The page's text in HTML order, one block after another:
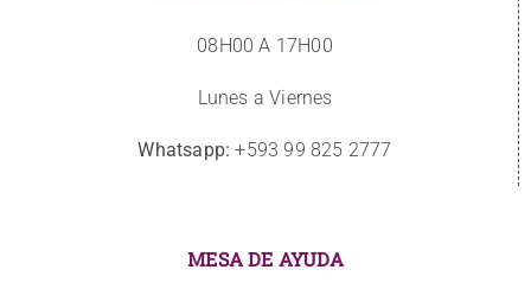
08H00 A 17H00
Lunes a Viernes
Whatsapp: +593 99 825 2777
MESA DE AYUDA